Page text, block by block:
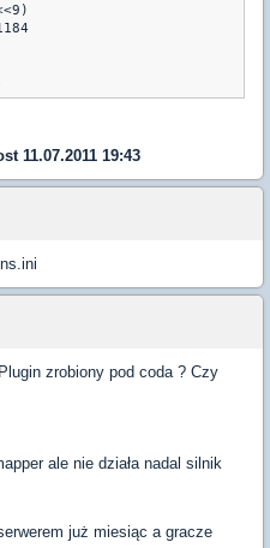
11.07.2011 19:43
zrobiony pod coda ? Czy
ale nie działa nadal silnik
już miesiąc a gracze